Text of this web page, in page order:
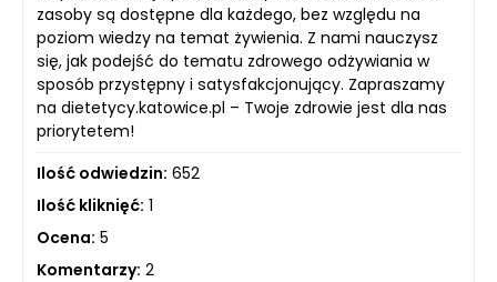
zasoby są dostępne dla każdego, bez względu na
poziom wiedzy na temat żywienia. Z nami nauczysz
się, jak podejść do tematu zdrowego odżywiania w
sposób przystępny i satysfakcjonujący. Zapraszamy
na dietetycy.katowice.pl – Twoje zdrowie jest dla nas
priorytetem!
Ilość odwiedzin: 652
Ilość kliknięć: 1
Ocena: 5
Komentarzy: 2